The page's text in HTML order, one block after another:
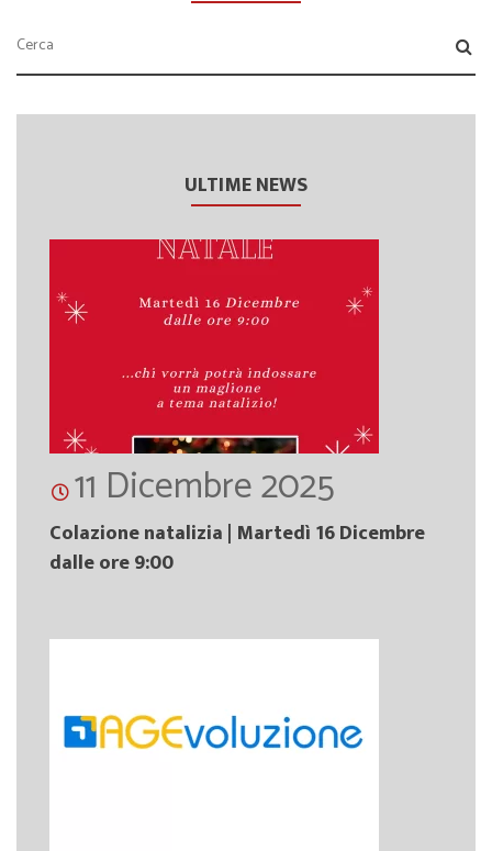
ULTIME NEWS
11 Dicembre 2025
Colazione natalizia | Martedì 16 Dicembre
dalle ore 9:00